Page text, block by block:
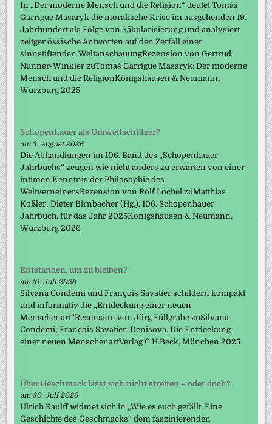
In „Der moderne Mensch und die Religion“ deutet Tomáš
Garrigue Masaryk die moralische Krise im ausgehenden 19.
Jahrhundert als Folge von Säkularisierung und analysiert
zeitgenössische Antworten auf den Zerfall einer
sinnstiftenden WeltanschauungRezension von Gertrud
Nunner-Winkler zuTomáš Garrigue Masaryk: Der moderne
Mensch und die ReligionKönigshausen & Neumann,
Würzburg 2025
Schopenhauer als Umweltschützer?
am 3. August 2026
Die Abhandlungen im 106. Band des „Schopenhauer-
Jahrbuchs“ zeugen wie nicht anders zu erwarten von einer
intimen Kenntnis der Philosophie des
WeltverneinersRezension von Rolf Löchel zuMatthias
Koßler; Dieter Birnbacher (Hg.): 106. Schopenhauer
Jahrbuch. für das Jahr 2025Königshausen & Neumann,
Würzburg 2026
Entstanden, um zu bleiben?
am 31. Juli 2026
Silvana Condemi und François Savatier schildern kompakt
und informativ die „Entdeckung einer neuen
Menschenart“Rezension von Jörg Füllgrabe zuSilvana
Condemi; François Savatier: Denisova. Die Entdeckung
einer neuen MenschenartVerlag C.H.Beck, München 2025
Über Geschmack lässt sich nicht streiten – oder doch?
am 30. Juli 2026
Ulrich Raulff widmet sich in „Wie es euch gefällt: Eine
Geschichte des Geschmacks“ dem faszinierenden